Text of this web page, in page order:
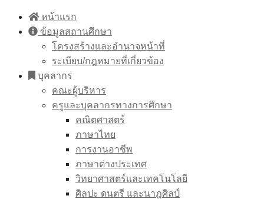
Skip
หน้าแรก
ข้อมูลสถานศึกษา
โครงสร้างและอำนาจหน้าที่
ระเบียบ/กฎหมายที่เกี่ยวข้อง
บุคลากร
คณะผู้บริหาร
ครูและบุคลากรทางการศึกษา
คณิตศาสตร์
ภาษาไทย
การงานอาชีพ
ภาษาต่างประเทศ
วิทยาศาสตร์และเทคโนโลยี
ศิลปะ ดนตรี และนาฎศิลป์